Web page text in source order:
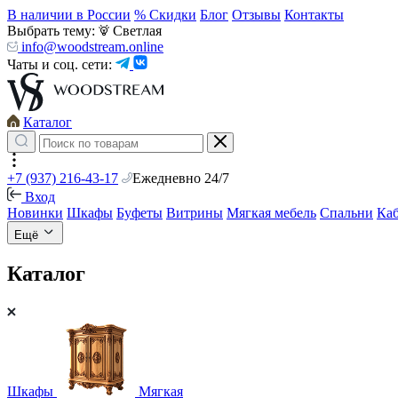
В наличии в России % Скидки Блог Отзывы Контакты
Выбрать тему:
Светлая
info@woodstream.online
Чаты и соц. сети:
Каталог
+7 (937) 216-43-17
Ежедневно 24/7
Вход
Новинки Шкафы Буфеты Витрины Мягкая мебель Спальни
Ещё
Каталог
Шкафы Мягкая